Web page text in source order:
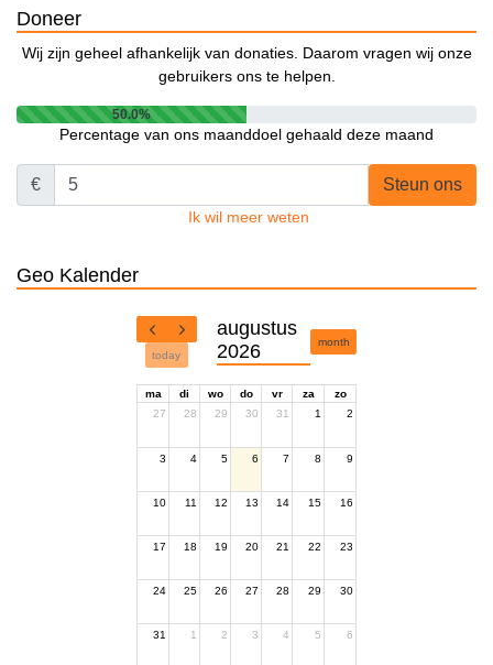
Doneer
Wij zijn geheel afhankelijk van donaties. Daarom vragen wij onze
gebruikers ons te helpen.
50.0%
Percentage van ons maanddoel gehaald deze maand
€ Steun ons
Ik wil meer weten
Geo Kalender
today
augustus
2026
month
ma di wo do vr za
zo
27
28 29 30 31 1 2
3 4 5 6 7 8 9
10 11 12 13 14 15 16
17 18 19 20 21 22 23
24 25 26 27 28 29 30
31 1 2 3 4 5 6